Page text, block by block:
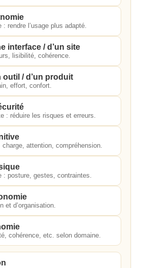
: rendre l’usage plus adapté.
interface / d’un site
lisibilité, cohérence.
outil / d’un produit
effort, confort.
: réduire les risques et erreurs.
charge, attention, compréhension.
: posture, gestes, contraintes.
et d’organisation.
cohérence, etc. selon domaine.